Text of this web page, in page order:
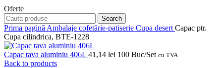
Oferte
Search
Prima pagină Ambalaje cofetărie-patiserie Cupa desert Capac ptr.
Cupa cilindrica, BTE-1228
Capac tava aluminiu 406L 41,14 lei 100 Buc/Set cu TVA
Back to products